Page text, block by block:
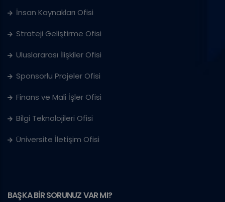
İnsan Kaynakları Ofisi
Strateji Geliştirme Ofisi
Uluslararası İlişkiler Ofisi
Sponsorlu Projeler Ofisi
Finans ve Mali İşler Ofisi
Bilgi Teknolojileri Ofisi
Üniversite İletişim Ofisi
BAŞKA BİR SORUNUZ VAR MI?